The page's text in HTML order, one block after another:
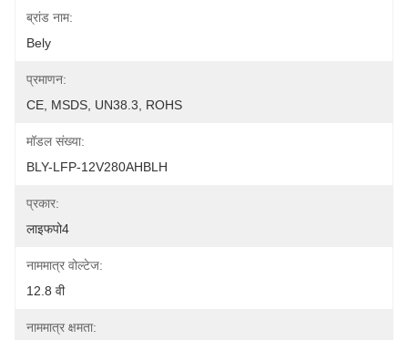
ब्रांड नाम:
Bely
प्रमाणन:
CE, MSDS, UN38.3, ROHS
मॉडल संख्या:
BLY-LFP-12V280AHBLH
प्रकार:
लाइफपो4
नाममात्र वोल्टेज:
12.8 वी
नाममात्र क्षमता: